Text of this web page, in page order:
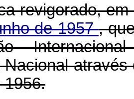
revigorado,
de 1957,
1956.